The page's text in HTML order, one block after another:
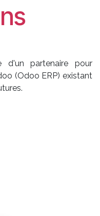
d'un partenaire pour
(Odoo ERP) existant